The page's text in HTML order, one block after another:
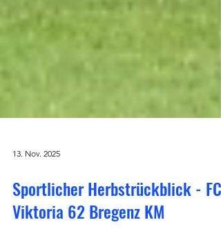
13. Nov. 2025